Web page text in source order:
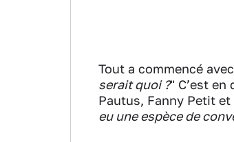
Tout a commencé
serait quoi ?" C’est
Pautus, Fanny Petit
eu une espèce de